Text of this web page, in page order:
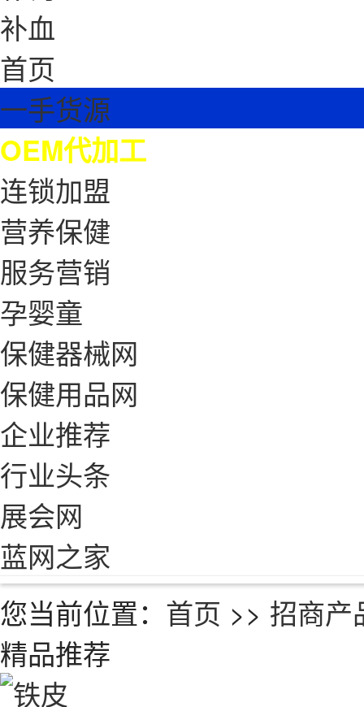
补血
首页
一手货源
OEM代加工
连锁加盟
营养保健
服务营销
孕婴童
保健器械网
保健用品网
企业推荐
行业头条
展会网
蓝网之家
您当前位置： 首页 >> 招商产
精品推荐